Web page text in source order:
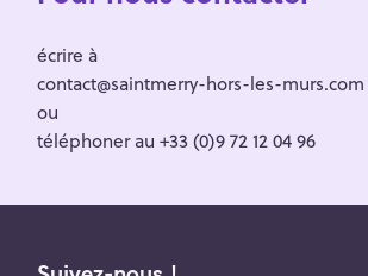
écrire à
contact@saintmerry-hors-les-murs.com
ou
téléphoner au +33 (0)9 72 12 04 96